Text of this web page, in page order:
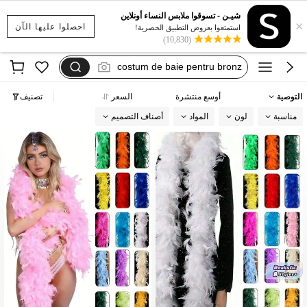
احصلوا عليها الآن ×
شيـن - تسوقوا ملابس النساء أونلاين
استمتعوا بعروض التطبيق الحصرية!
(10,830)
boa para niña
paarse boa
costum de baie pentru bronz
فستان يخفي الكرش
boa para niña
التوصية أوسع منتشرة السعر تصنيف
مناسبة لون المواد أصناف التصميم